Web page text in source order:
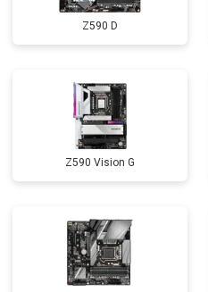
Z590 D
Z590 Vision G